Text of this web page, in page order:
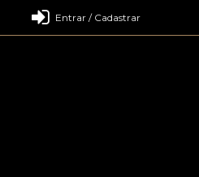
Entrar / Cadastrar